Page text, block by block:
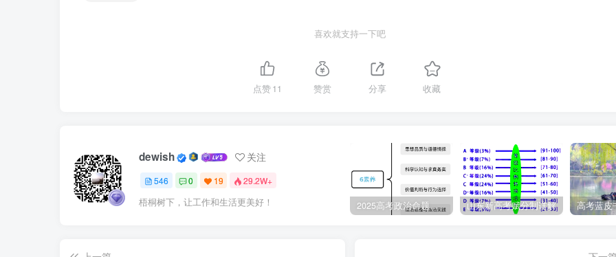
A．①② B．①③ C．②④ D．③④
进了祖国的山河。吴老生前常说：“肝癌是我今生最大的敌人，手术室是我一辈子的战场，我要永远战斗下去！”
在他的带领下，我国肝癌手术成功率从不到50%提高到90%以上，创造了医学界的传奇。从吴老身上我们能够
识到（ ）
喜欢就支持一下吧
点赞11 赞赏 分享 收藏
dewish 关注
546 0 19 29.2W+
梧桐树下，让工作和生活更美好！ 2025高考政治命题纲要解读 山东新高考赋分制详解